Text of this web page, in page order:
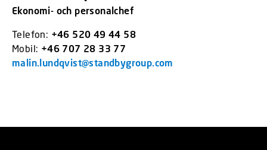
Ekonomi- och personalchef
Telefon: +46 520 49 44 58
Mobil: +46 707 28 33 77
malin.lundqvist@standbygroup.com